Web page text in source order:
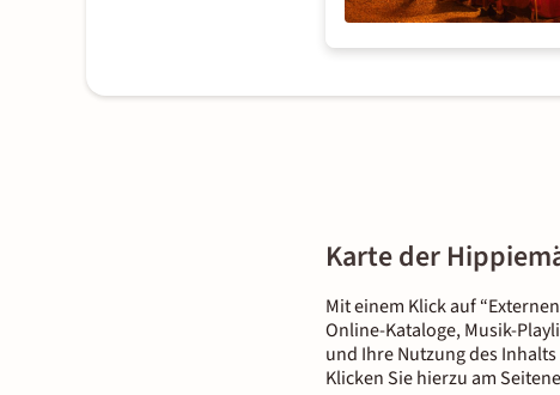
Karte der
Mit einem Klick auf
Online-Kataloge, Musik-
und Ihre Nutzung des
Klicken Sie hierzu am